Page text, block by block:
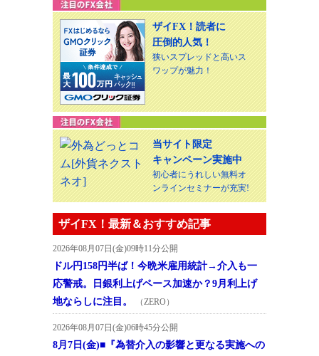
ザイFX！読者に
圧倒的人気！
狭いスプレッドと高いス
ワップが魅力！
当サイト限定
キャンペーン実施中
初心者にうれしい無料オ
ンラインセミナーが充実!
ザイFX！最新＆おすすめ記事
2026年08月07日(金)09時11分公開
ドル円158円半ば！今晩米雇用統計→介入も一
応警戒。日銀利上げペース加速か？9月利上げ
地ならしに注目。
（ZERO）
2026年08月07日(金)06時45分公開
8月7日(金)■『為替介入の影響と更なる実施への